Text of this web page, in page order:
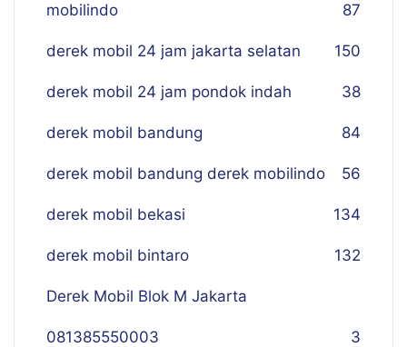
mobilindo 87
derek mobil 24 jam jakarta selatan 150
derek mobil 24 jam pondok indah 38
derek mobil bandung 84
derek mobil bandung derek mobilindo 56
derek mobil bekasi 134
derek mobil bintaro 132
Derek Mobil Blok M Jakarta
081385550003 3